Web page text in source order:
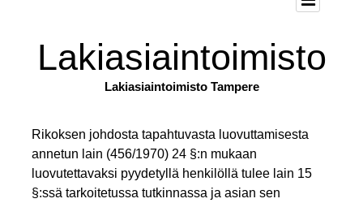
Lakiasiaintoimisto
Lakiasiaintoimisto Tampere
Rikoksen johdosta tapahtuvasta luovuttamisesta
annetun lain (456/1970) 24 §:n mukaan
luovutettavaksi pyydetyllä henkilöllä tulee lain 15
§:ssä tarkoitetussa tutkinnassa ja asian sen